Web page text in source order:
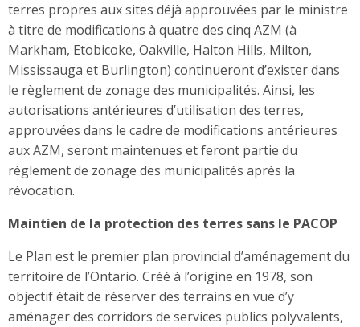
terres propres aux sites déjà approuvées par le ministre
à titre de modifications à quatre des cinq AZM (à
Markham, Etobicoke, Oakville, Halton Hills, Milton,
Mississauga et Burlington) continueront d’exister dans
le règlement de zonage des municipalités. Ainsi, les
autorisations antérieures d’utilisation des terres,
approuvées dans le cadre de modifications antérieures
aux AZM, seront maintenues et feront partie du
règlement de zonage des municipalités après la
révocation.
Maintien de la protection des terres sans le PACOP
Le Plan est le premier plan provincial d’aménagement du
territoire de l’Ontario. Créé à l’origine en 1978, son
objectif était de réserver des terrains en vue d’y
aménager des corridors de services publics polyvalents,